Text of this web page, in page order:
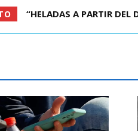
QUIÉN ERA EL JOVEN